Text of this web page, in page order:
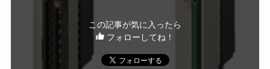
この記事が気に入ったら
フォローしてね！